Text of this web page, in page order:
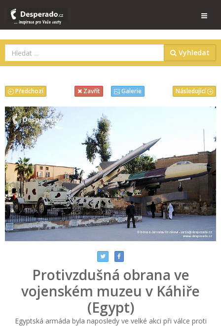
Vyhledat
Následující
Předchozí Zavřít Galerie
Protivzdušná obrana ve
vojenském muzeu v Káhiře
(Egypt)
Egyptská armáda byla naposledy ve velké akci při válce proti